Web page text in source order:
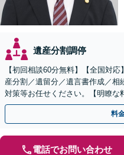
遺産分割調停
【初回相談60分無料】【全国対
産分割／遺留分／遺言書作成／相
対策等お任せください。【明瞭な
話相談可】
料
電話でお問い合わせ